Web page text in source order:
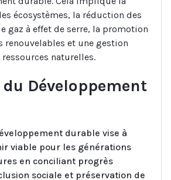
écosystèmes, la réduction des
gaz à effet de serre, la promotion
renouvelables et une gestion
naturelles.
Développement
durable vise à
viable pour les générations
en conciliant progrès
sociale et préservation de